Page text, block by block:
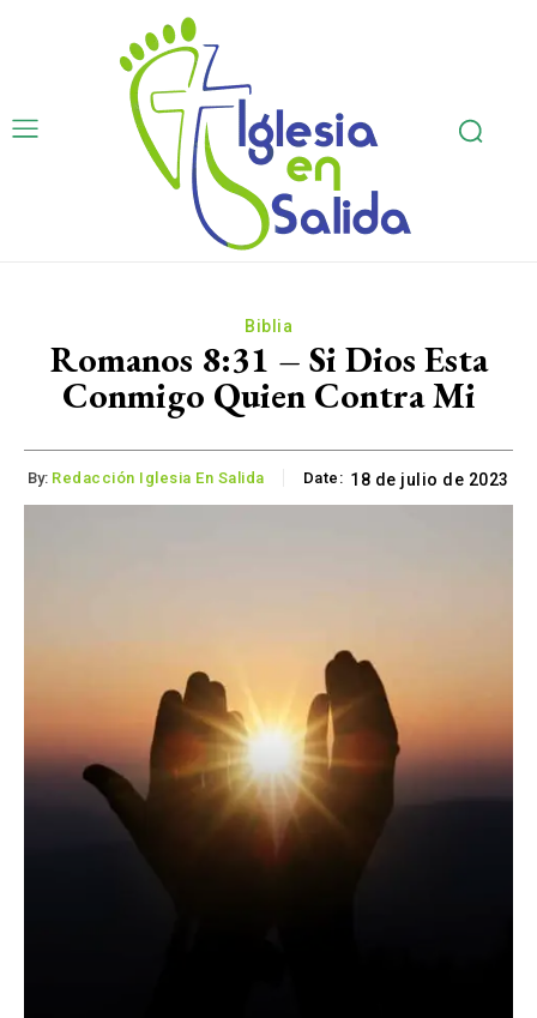
Biblia
Romanos 8:31 – Si Dios Esta
Conmigo Quien Contra Mi
By: Redacción Iglesia En Salida Date: 18 de julio de 2023